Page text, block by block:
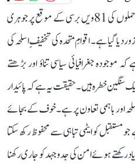
ہیروشیما اور ناگاساکی پر ہونے والے ایٹمی حملوں کی 81ویں برسی کے موقع پر جوہری
گیا ہے۔ اقوامِ متحدہ کی تخفیفِ اسلحہ کی
موجودہ جغرافیائی سیاسی تناؤ اور بڑھتے
خطرہ ہیں۔ حقیقت یہ ہے کہ پائیدار
اور باہمی تعاون پر ہے۔ خوف کے بجائے
مستقبل کو ایٹمی تباہی سے محفوظ رکھ سکتا
رکھتے ہوئے امن کی جدوجہد کو جاری رکھنا